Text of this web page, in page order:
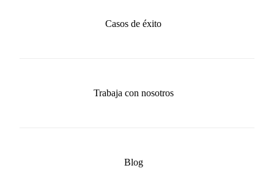
Casos de éxito
Trabaja con nosotros
Blog